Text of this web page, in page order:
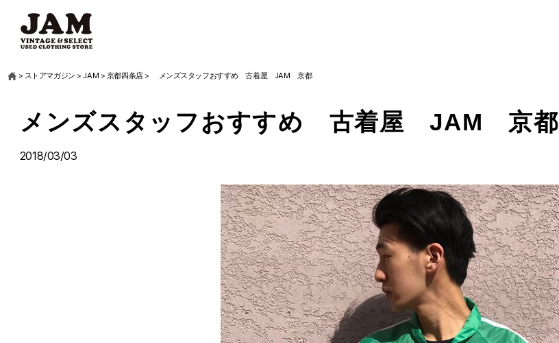
> ストアマガジン >JAM > 京都四条店> メンズスタッフおすすめ 古着屋 JAM 京都
メンズスタッフおすすめ 古着屋 JAM 京都
2018/03/03